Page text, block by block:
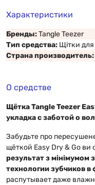
Характеристики
Бренды:Tangle Teezer
Тип средства: Щітки
Страна производитель:
О средстве
Щётка Tangle Teezer
укладка с заботой о
Забудьте про
щёткой Easy Dry & Go ви
результат з мінімумом
технологии зубчиков
распутывает даже